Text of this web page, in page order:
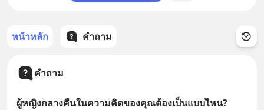
หน้าหลัก คำถาม
คำถาม
ผู้หญิงกลางคืนในความคิดของคุณต้องเป็นแบบไหน?